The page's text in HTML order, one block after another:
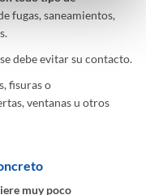
fugas, saneamientos,
debe evitar su contacto.
fisuras o
ventanas u otros
muy poco